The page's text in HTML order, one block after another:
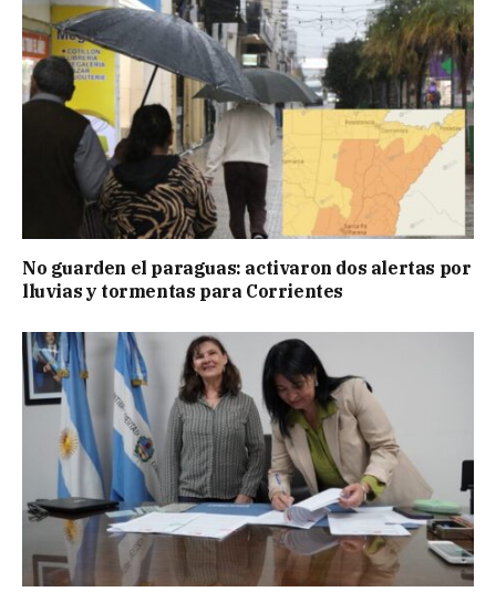
No guarden el paraguas: activaron dos alertas por
lluvias y tormentas para Corrientes